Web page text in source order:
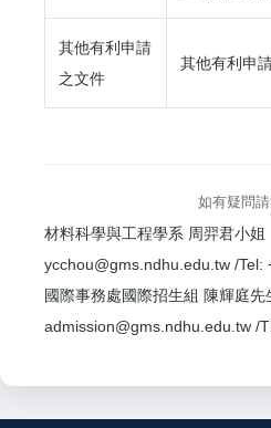
其他有利申請
之文件
其他有利申
如有疑問請
材料科學與工程學系 周羿君小姐
ycchou@gms.ndhu.edu.tw /Tel:
國際事務處國際招生組 陳輝庭先
admission@gms.ndhu.edu.tw /